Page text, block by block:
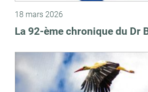
18 mars 2026
La 92-ème chronique du Dr